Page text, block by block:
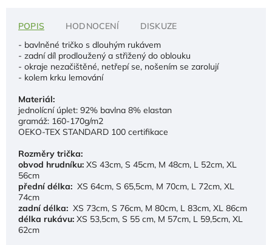
POPIS HODNOCENÍ
DISKUZE
- bavlněné tričko s dlouhým rukávem
- zadní díl prodloužený a střižený do oblouku
- okraje nezačištěné, netřepí se, nošením se zarolují
- kolem krku lemování
Materiál:
jednolícní úplet: 92% bavlna 8% elastan
gramáž: 160-170g/m2
OEKO-TEX STANDARD 100 certifikace
Rozměry trička:
obvod hrudníku: XS 43cm, S 45cm, M 48cm, L 52cm, XL
56cm
přední délka: XS 64cm, S 65,5cm, M 70cm, L 72cm, XL
74cm
zadní délka: XS 73cm, S 76cm, M 80cm, L 83cm, XL 86cm
délka rukávu: XS 53,5cm, S 55 cm, M 57cm, L 59,5cm, XL
62cm